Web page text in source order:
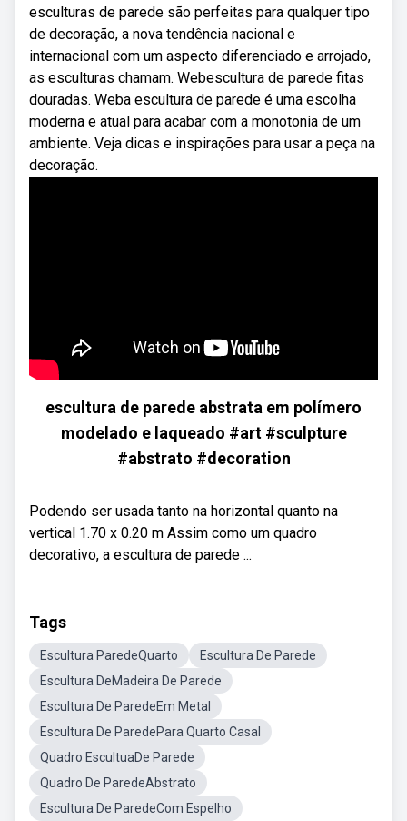
esculturas de parede são perfeitas para qualquer tipo
de decoração, a nova tendência nacional e
internacional com um aspecto diferenciado e arrojado,
as esculturas chamam. Webescultura de parede fitas
douradas. Weba escultura de parede é uma escolha
moderna e atual para acabar com a monotonia de um
ambiente. Veja dicas e inspirações para usar a peça na
decoração.
escultura de parede abstrata em polímero
modelado e laqueado #art #sculpture
#abstrato #decoration
Podendo ser usada tanto na horizontal quanto na
vertical 1.70 x 0.20 m Assim como um quadro
decorativo, a escultura de parede ...
Tags
Escultura ParedeQuarto
Escultura De Parede
Escultura DeMadeira De Parede
Escultura De ParedeEm Metal
Escultura De ParedePara Quarto Casal
Quadro EscultuaDe Parede
Quadro De ParedeAbstrato
Escultura De ParedeCom Espelho